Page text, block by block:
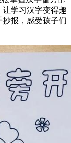
学习汉字变得趣
报，感受孩子们